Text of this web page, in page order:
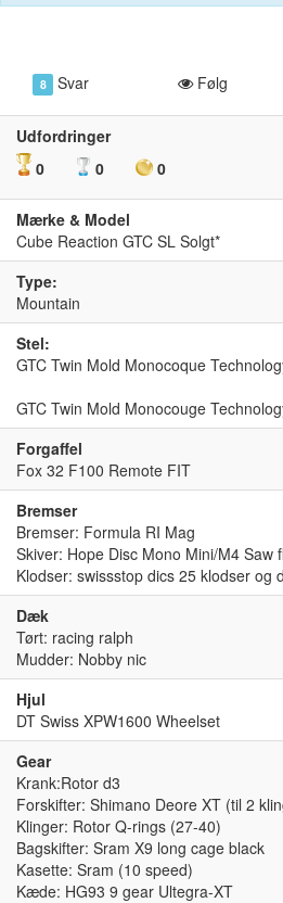
8 Svar Følg
Udfordringer
0
0 0
Mærke & Model
Cube Reaction GTC SL Solgt*
Type:
Mountain
Stel:
GTC Twin Mold Monocoque
GTC Twin Mold Monocouge
Forgaffel
Fox 32 F100 Remote FIT
Bremser
Bremser: Formula RI Mag
Skiver: Hope Disc Mono Mini/M4 Saw
Klodser: swissstop dics 25 klodser og
Dæk
Tørt: racing ralph
Mudder: Nobby nic
Hjul
DT Swiss XPW1600 Wheelset
Gear
Krank:Rotor d3
Forskifter: Shimano Deore XT (til 2
Klinger: Rotor Q-rings (27-40)
Bagskifter: Sram X9 long cage black
Kasette: Sram (10 speed)
Kæde: HG93 9 gear Ultegra-XT